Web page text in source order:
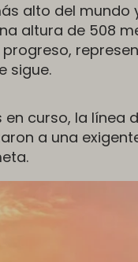
alto del mundo
altura de 508
sigue.
curso, la
a una